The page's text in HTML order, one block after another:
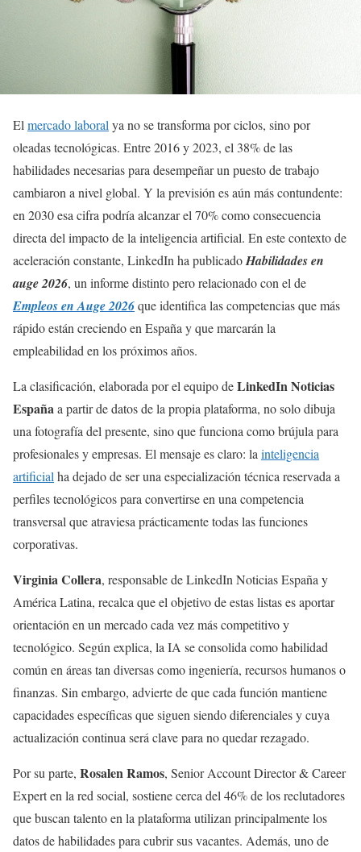
El mercado laboral ya no se transforma por ciclos, sino por
oleadas tecnológicas. Entre 2016 y 2023, el 38% de las
habilidades necesarias para desempeñar un puesto de trabajo
cambiaron a nivel global. Y la previsión es aún más contundente:
en 2030 esa cifra podría alcanzar el 70% como consecuencia
directa del impacto de la inteligencia artificial. En este contexto de
aceleración constante, LinkedIn ha publicadoHabilidades en
auge 2026, un informe distinto pero relacionado con el de
Empleos en Auge 2026que identifica las competencias que más
rápido están creciendo en España y que marcarán la
empleabilidad en los próximos años.
La clasificación, elaborada por el equipo deLinkedIn Noticias
Españaa partir de datos de la propia plataforma, no solo dibuja
una fotografía del presente, sino que funciona como brújula para
profesionales y empresas. El mensaje es claro: la inteligencia
artificial ha dejado de ser una especialización técnica reservada a
perfiles tecnológicos para convertirse en una competencia
transversal que atraviesa prácticamente todas las funciones
corporativas.
Virginia Collera, responsable de LinkedIn Noticias España y
América Latina, recalca que el objetivo de estas listas es aportar
orientación en un mercado cada vez más competitivo y
tecnológico. Según explica, la IA se consolida como habilidad
común en áreas tan diversas como ingeniería, recursos humanos o
finanzas. Sin embargo, advierte de que cada función mantiene
capacidades específicas que siguen siendo diferenciales y cuya
actualización continua será clave para no quedar rezagado.
Por su parte, Rosalen Ramos, Senior Account Director & Career
Expert en la red social, sostiene cerca del 46% de los reclutadores
que buscan talento en la plataforma utilizan principalmente los
datos de habilidades para cubrir sus vacantes. Además, uno de